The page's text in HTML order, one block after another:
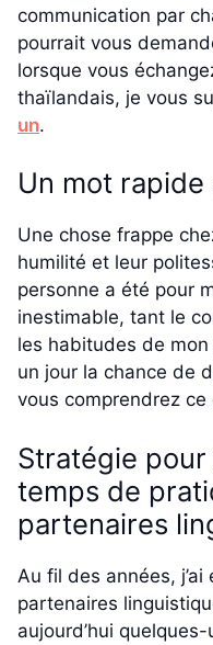
communication par
pourrait vous
lorsque vous
thaïlandais, je vous
un.
Un mot rapide
Une chose frappe
humilité et leur
personne a été pour
inestimable, tant le
les habitudes de mon
un jour la chance de
vous comprendrez ce
Stratégie
temps de
partenaires
Au fil des années, j’ai
partenaires
aujourd’hui